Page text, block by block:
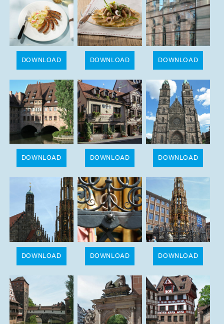
DOWNLOAD DOWNLOAD DOWNLOAD
DOWNLOAD DOWNLOAD DOWNLOAD
DOWNLOAD DOWNLOAD DOWNLOAD